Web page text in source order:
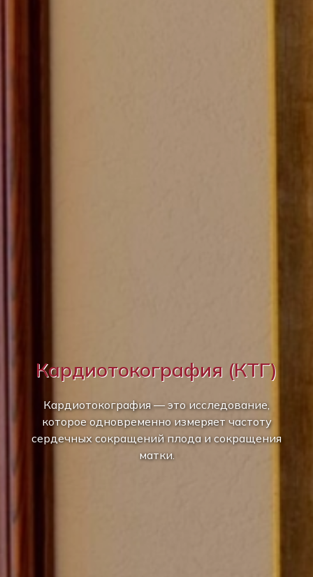
Кардиотокография (КТГ)
Кардиотокография — это исследование,
которое одновременно измеряет частоту
сердечных сокращений плода и сокращения
матки.